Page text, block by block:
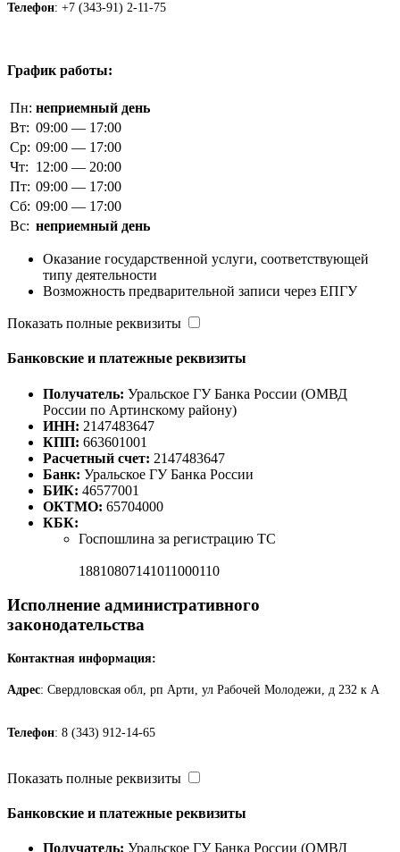
Телефон: +7 (343-91) 2-11-75
График работы:
Пн: неприемный день
Вт: 09:00 — 17:00
Ср: 09:00 — 17:00
Чт: 12:00 — 20:00
Пт: 09:00 — 17:00
Сб: 09:00 — 17:00
Вс: неприемный день
Оказание государственной услуги, соответствующей
типу деятельности
Возможность предварительной записи через ЕПГУ
Показать полные реквизиты
Банковские и платежные реквизиты
Получатель: Уральское ГУ Банка России (ОМВД
России по Артинскому району)
ИНН: 2147483647
КПП: 663601001
Расчетный счет: 2147483647
Банк: Уральское ГУ Банка России
БИК: 46577001
ОКТМО: 65704000
КБК:
Госпошлина за регистрацию ТС
18810807141011000110
Исполнение административного
законодательства
Контактная информация:
Адрес: Свердловская обл, рп Арти, ул Рабочей Молодежи, д 232 к А
Телефон: 8 (343) 912-14-65
Показать полные реквизиты
Банковские и платежные реквизиты
Получатель: Уральское ГУ Банка России (ОМВД